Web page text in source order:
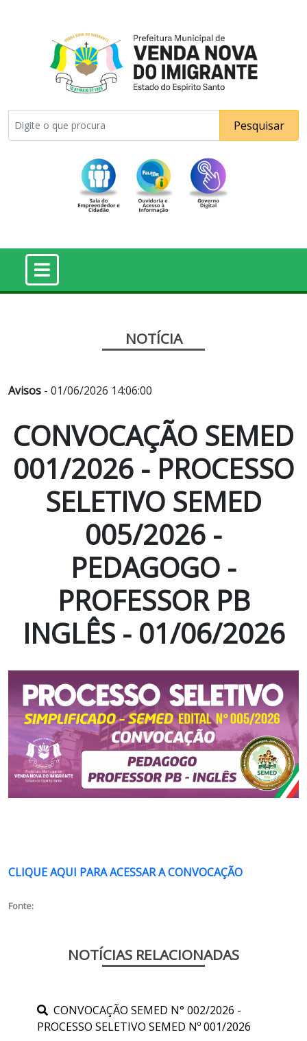
Pesquisar
NOTÍCIA
Avisos - 01/06/2026 14:06:00
CONVOCAÇÃO SEMED
001/2026 - PROCESSO
SELETIVO SEMED
005/2026 -
PEDAGOGO -
PROFESSOR PB
INGLÊS - 01/06/2026
CLIQUE AQUI PARA ACESSAR A CONVOCAÇÃO
Fonte:
NOTÍCIAS RELACIONADAS
CONVOCAÇÃO SEMED N° 002/2026 -
PROCESSO SELETIVO SEMED Nº 001/2026